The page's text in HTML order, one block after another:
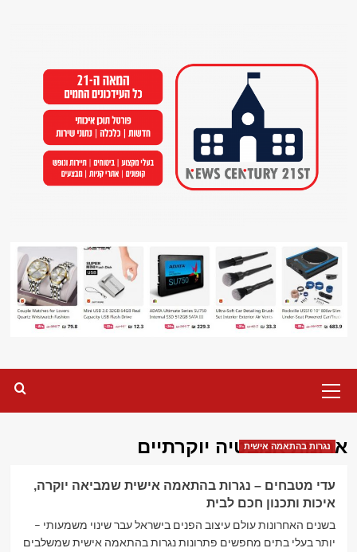
Menu
ארונות אמבטיה יוקרתיים
נגרות בהתאמה אישית
עדי מטבחים – נגרות בהתאמה אישית שמביאה יוקרה,
איכות ותכנון חכם לבית
בשנים האחרונות עולם עיצוב הפנים בישראל עבר שינוי משמעותי –
יותר בעלי בתים מחפשים פתרונות נגרות בהתאמה אישית שמשלבים